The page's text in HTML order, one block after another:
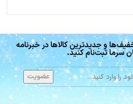
و جدیدترین کالاها در خبرنامه
سرما ثبت‌نام کنید.